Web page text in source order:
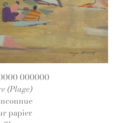
000000
(Plage)
papier